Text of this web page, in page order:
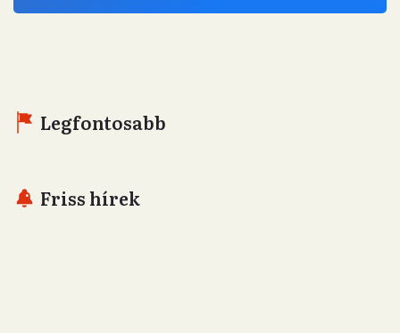
Legfontosabb
Friss hírek